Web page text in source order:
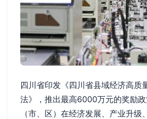
四川省印发《四川省县域经济高质
法》，推出最高6000万元的奖励
（市、区）在经济发展、产业升级